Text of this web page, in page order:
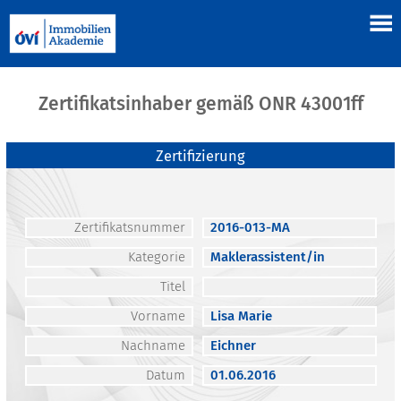
Zertifikatsinhaber gemäß ONR 43001ff
Zertifizierung
Zertifikatsnummer
2016-013-MA
Kategorie
Maklerassistent/in
Titel
Vorname
Lisa Marie
Nachname
Eichner
Datum
01.06.2016